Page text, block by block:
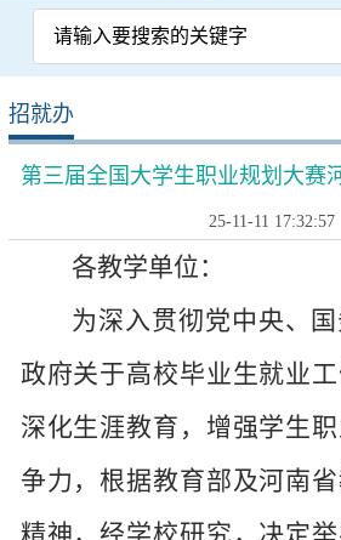
招就办
第三届全国大学生职业规划大赛
25-11-11 17:32:57
各教学单位：
为深入贯彻党中央、
政府关于高校毕业生就业工
深化生涯教育，增强学生
争力，根据教育部及河南
精神，经学校研究，决定